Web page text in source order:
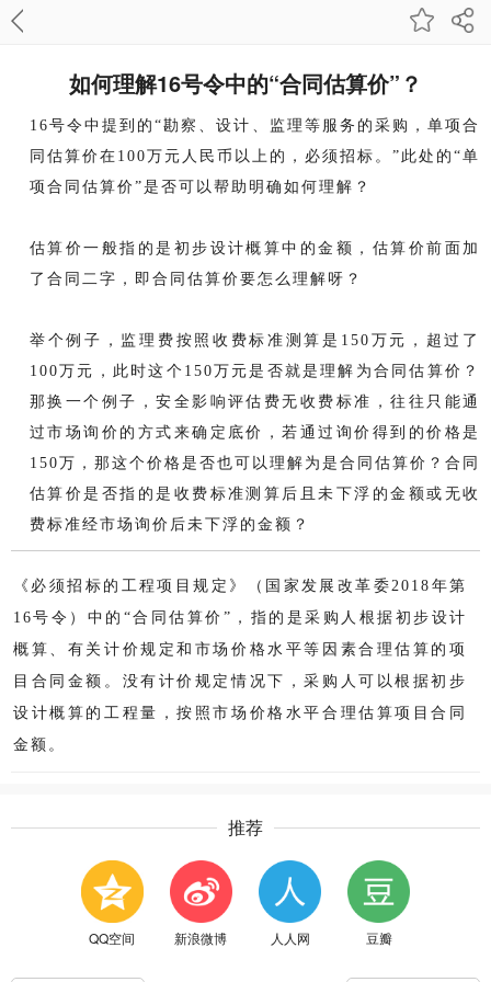
如何理解16号令中的“合同估算价”？
16号令中提到的“勘察、设计、监理等服务的采购，单项合
同估算价在100万元人民币以上的，必须招标。”此处的“单
项合同估算价”是否可以帮助明确如何理解？
估算价一般指的是初步设计概算中的金额，估算价前面加
了合同二字，即合同估算价要怎么理解呀？
举个例子，监理费按照收费标准测算是150万元，超过了
100万元，此时这个150万元是否就是理解为合同估算价？
那换一个例子，安全影响评估费无收费标准，往往只能通
过市场询价的方式来确定底价，若通过询价得到的价格是
150万，那这个价格是否也可以理解为是合同估算价？合同
估算价是否指的是收费标准测算后且未下浮的金额或无收
费标准经市场询价后未下浮的金额？
《必须招标的工程项目规定》（国家发展改革委2018年第
16号令）中的“合同估算价”，指的是采购人根据初步设计
概算、有关计价规定和市场价格水平等因素合理估算的项
目合同金额。没有计价规定情况下，采购人可以根据初步
设计概算的工程量，按照市场价格水平合理估算项目合同
金额。
推荐
QQ空间 新浪微博 人人网 豆瓣